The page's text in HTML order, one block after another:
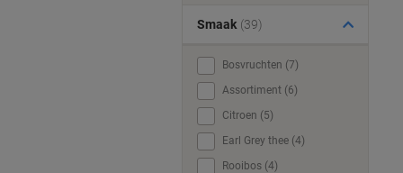
Smaak (39)
Bosvruchten (7)
Assortiment (6)
Citroen (5)
Earl Grey thee (4)
Rooibos (4)